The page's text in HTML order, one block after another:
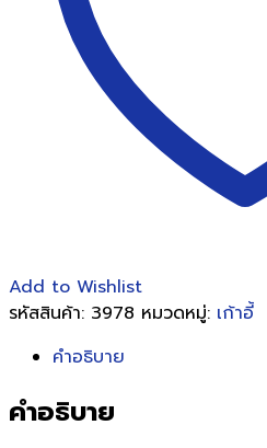
Add to Wishlist
รหัสสินค้า: 3978 หมวดหมู่: เก้าอี้
คำอธิบาย
คำอธิบาย